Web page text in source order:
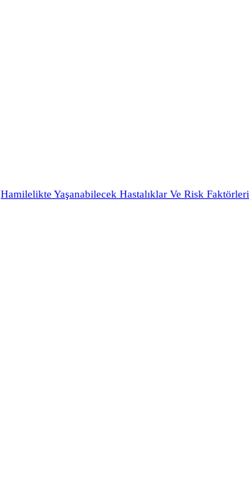
Hamilelikte Yaşanabilecek Hastalıklar Ve Risk Faktörleri